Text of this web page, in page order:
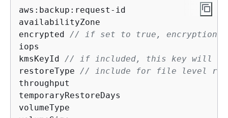
aws:backup:request-id
availabilityZone
encrypted // if set to true , encryption
iops
kmsKeyId // if included, this key will be
restoreType // include for file level
throughput
temporaryRestoreDays
volumeType